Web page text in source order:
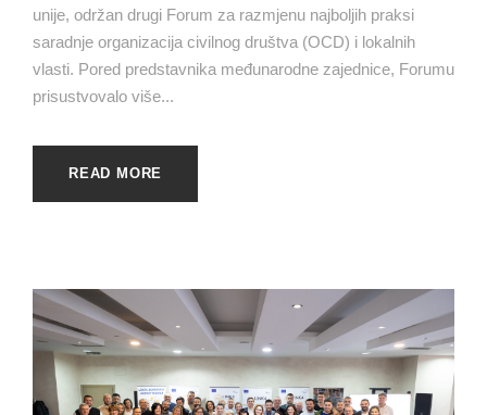
unije, održan drugi Forum za razmjenu najboljih praksi
saradnje organizacija civilnog društva (OCD) i lokalnih
vlasti. Pored predstavnika međunarodne zajednice, Forumu
prisustvovalo više...
READ MORE